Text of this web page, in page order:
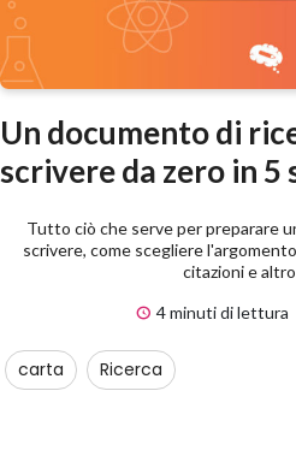
Un documento di
scrivere da zero in 5
Tutto ciò che serve per preparare
scrivere, come scegliere
citazioni e
4 minuti di lettura
carta Ricerca